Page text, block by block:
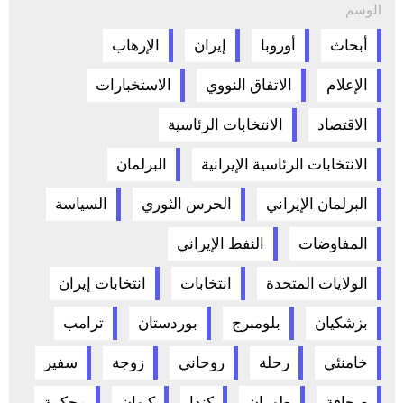
الوسم
أبحاث أوروبا إيران الإرهاب
الإعلام الاتفاق النووي الاستخبارات
الاقتصاد الانتخابات الرئاسية
الانتخابات الرئاسية الإيرانية البرلمان
البرلمان الإيراني الحرس الثوري السياسة
المفاوضات النفط الإيراني
الولايات المتحدة انتخابات انتخابات إيران
بزشكيان بلومبرج بوردستان ترامب
خامنئي رحلة روحاني زوجة سفير